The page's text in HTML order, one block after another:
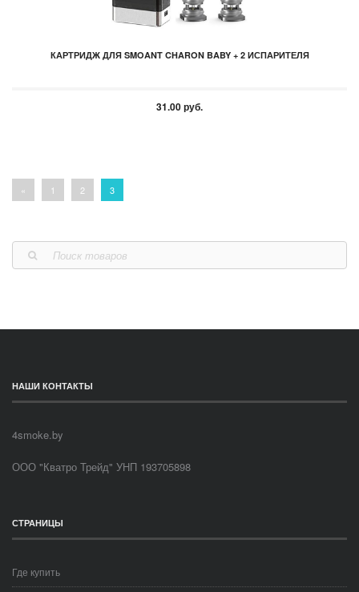
КАРТРИДЖ ДЛЯ SMOANT CHARON BABY + 2 ИСПАРИТЕЛЯ
31.00 руб.
Products navigation
« 1 2 3
НАШИ КОНТАКТЫ
4smoke.by
ООО "Кватро Трейд" УНП 193705898
СТРАНИЦЫ
Где купить